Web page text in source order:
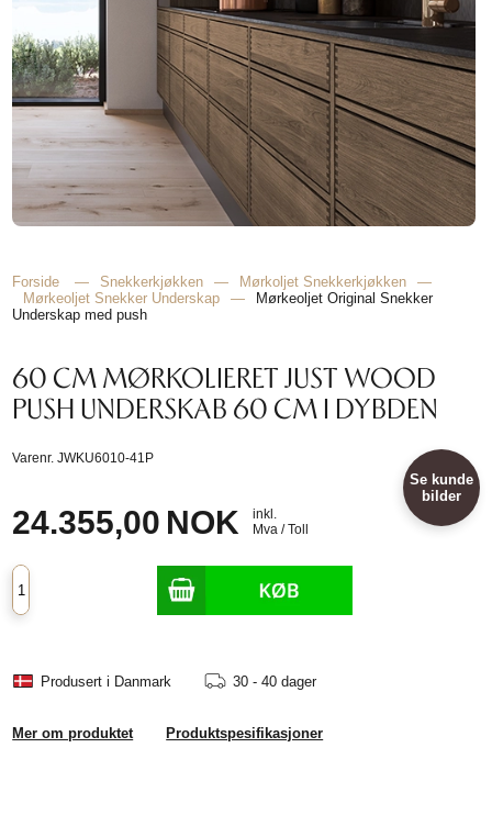
Forside — Snekkerkjøkken — Mørkoljet Snekkerkjøkken
—
Mørkeoljet Snekker Underskap
—
Mørkeoljet Original Snekker
Underskap med push
60 CM MØRKOLIERET JUST WOOD
PUSH UNDERSKAB 60 CM I DYBDEN
Varenr.JWKU6010-41P
24.355,00 NOK
inkl.
Mva / Toll
Se kunde
bilder
Produsert i Danmark 30 - 40 dager
Mer om produktet Produktspesifikasjoner